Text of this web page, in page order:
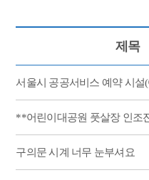
제목
구의문 시계 너무 눈부셔요